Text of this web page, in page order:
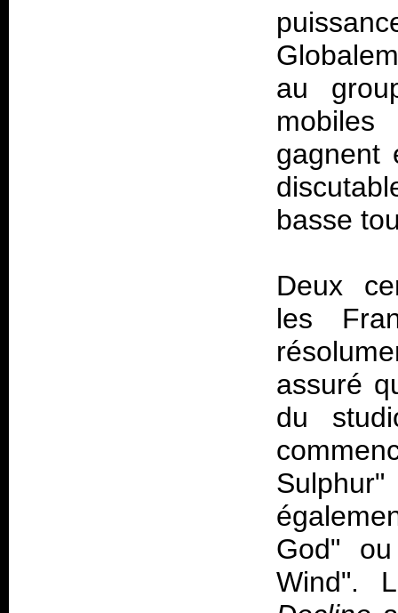
au
gagnent
basse
Deux
les
assuré
du
God"
Wind".